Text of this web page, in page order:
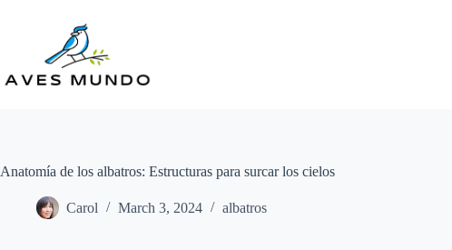
Anatomía de los albatros: Estructuras para surcar los cielos
Carol March 3, 2024 albatros